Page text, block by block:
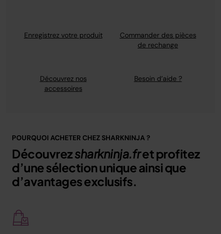
Enregistrez votre produit
Commander des pièces
de rechange
Découvrez nos
accessoires
Besoin d’aide ?
POURQUOI ACHETER CHEZ SHARKNINJA ?
Découvrezsharkninja.fret profitez
d’une sélection unique ainsi que
d’avantages exclusifs.